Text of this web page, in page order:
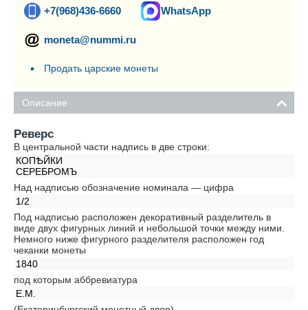
+7(968)436-6660 WhatsApp
moneta@nummi.ru
Продать царские монеты
Описание
Реверс
В центральной части надпись в две строки:
КОПѢЙКИ
СЕРЕБРОМЪ
Над надписью обозначение номинала — цифра
1/2
Под надписью расположен декоративный разделитель в
виде двух фигурных линий и небольшой точки между ними.
Немного ниже фигурного разделителя расположен год
чеканки монеты
1840
под которым аббревиатура
Е.М.